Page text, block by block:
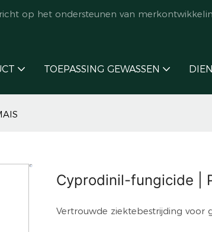
op het ondersteunen van
TOEPASSING GEWASSEN
Cyprodinil-fungicide |
Vertrouwde ziektebestrijding voor